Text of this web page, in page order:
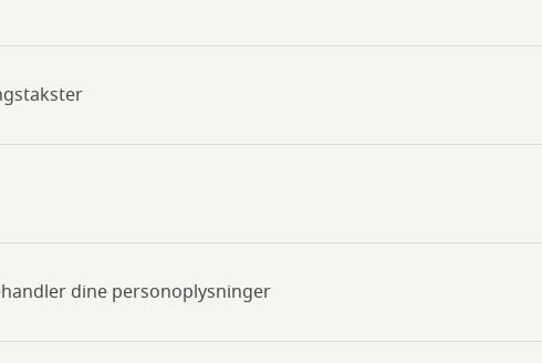
dine personoplysninger